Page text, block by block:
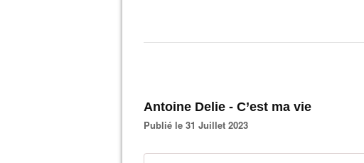
Antoine Delie - C’est ma vie
Publié le 31 Juillet 2023